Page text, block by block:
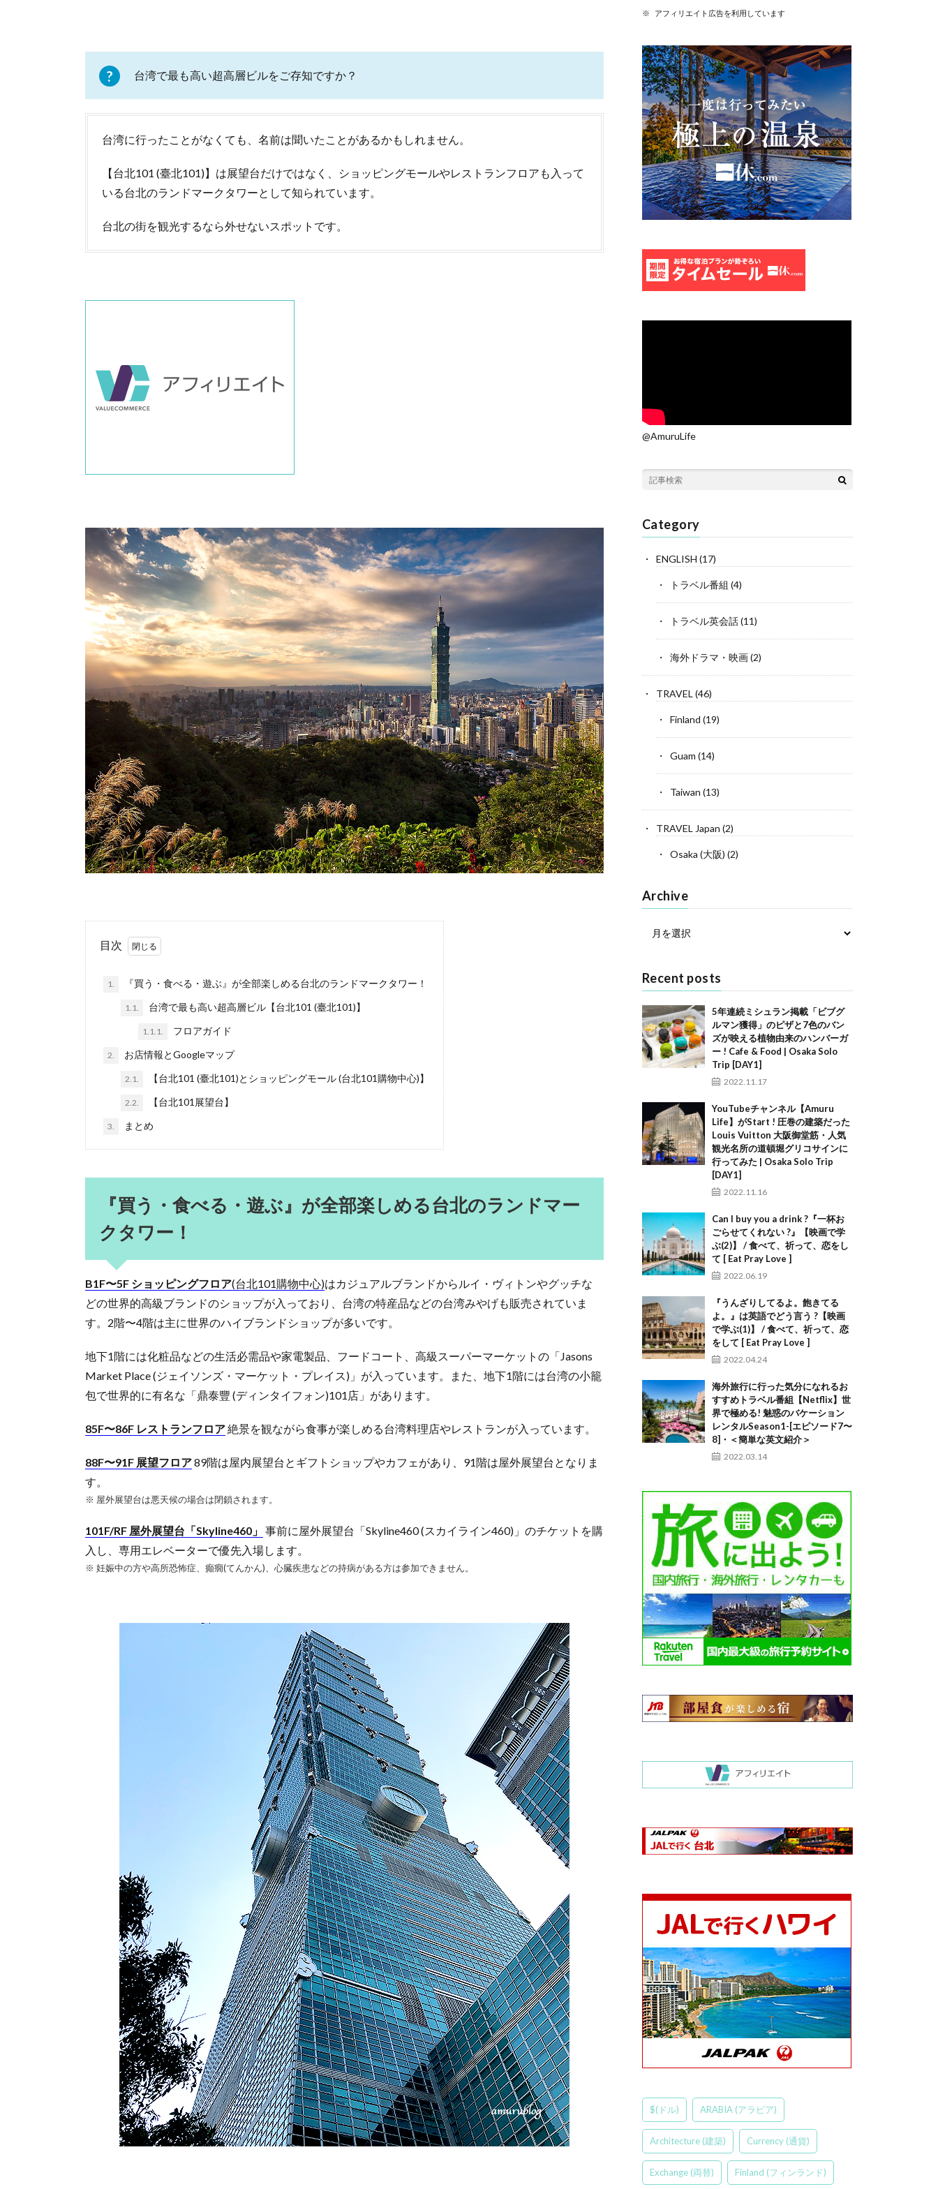
台湾で最も高い超高層ビルをご存知ですか？
台湾に行ったことがなくても、名前は聞いたことがあるかもしれません。
【台北101 (臺北101)】は展望台だけではなく、ショッピングモールやレストランフロアも入って
いる台北のランドマークタワーとして知られています。
台北の街を観光するなら外せないスポットです。
目次
1. 『買う・食べる・遊ぶ』が全部楽しめる台北のランドマークタワー！
1.1. 台湾で最も高い超高層ビル【台北101 (臺北101)】
1.1.1. フロアガイド
2. お店情報とGoogleマップ
2.1. 【台北101 (臺北101)とショッピングモール (台北101購物中心)】
2.2. 【台北101展望台】
3. まとめ
『買う・ 食べる・ 遊ぶ』が全部楽しめる台北のランドマー
クタワー！
B1F〜5F ショッピングフロア(台北101購物中心)はカジュアルブランドからルイ・ヴィトンやグッチな
どの世界的高級ブランドのショップが入っており、台湾の特産品などの台湾みやげも販売されていま
す。2階〜4階は主に世界のハイブランドショップが多いです。
地下1階には化粧品などの生活必需品や家電製品、フードコート、高級スーパーマーケットの「Jasons
Market Place (ジェイソンズ・マーケット・プレイス)」が入っています。また、地下1階には台湾の小籠
包で世界的に有名な「鼎泰豐 (ディンタイフォン)101店」があります。
85F〜86F レストランフロア絶景を観ながら食事が楽しめる台湾料理店やレストランが入っています。
88F〜91F 展望フロア89階は屋内展望台とギフトショップやカフェがあり、91階は屋外展望台となりま
す。
※ 屋外展望台は悪天候の場合は閉鎖されます。
101F/RF 屋外展望台「Skyline460」 事前に屋外展望台「Skyline460 (スカイライン460)」のチケットを購
入し、専用エレベーターで優先入場します。
※ 妊娠中の方や高所恐怖症、癲癇(てんかん)、心臓疾患などの持病がある方は参加できません。
※ アフィリエイト広告を利用しています
@AmuruLife
Category
ENGLISH (17)
トラベル番組 (4)
トラベル英会話(11)
海外ドラマ・映画(2)
TRAVEL (46)
Finland (19)
Guam (14)
Taiwan (13)
TRAVEL Japan (2)
Osaka (大阪) (2)
Archive
Recent posts
5年連続ミシュラン掲載「ビブグ
ルマン獲得」のピザと7色のバン
ズが映える植物由来のハンバーガ
ー ! Cafe & Food | Osaka Solo
Trip [DAY1]
2022.11.17
YouTubeチャンネル【Amuru
Life】がStart ! 圧巻の建築だった
Louis Vuitton 大阪御堂筋・人気
観光名所の道頓堀グリコサインに
行ってみた | Osaka Solo Trip
[DAY1]
2022.11.16
Can I buy you a drink ?『一杯お
ごらせてくれない ?』【映画で学
ぶ(2)】 / 食べて、祈って、恋をし
て [ Eat Pray Love ]
2022.06.19
『うんざりしてるよ。飽きてる
よ。』は英語でどう言う ?【映画
で学ぶ(1)】 / 食べて、祈って、恋
をして [ Eat Pray Love ]
2022.04.24
海外旅行に行った気分になれるお
すすめトラベル番組【Netflix】世
界で極める! 魅惑のバケーション
レンタルSeason1-[エピソード7〜
8]・＜簡単な英文紹介＞
2022.03.14
$(ドル) ARABIA (アラビア)
Architecture (建築) Currency (通貨)
Exchange (両替) Finland (フィンランド)